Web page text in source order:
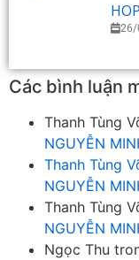
26/
Các bình luận
Thanh Tùng
NGUYỄN
Thanh Tùng
NGUYỄN
Thanh Tùng
NGUYỄN
Ngọc Thu